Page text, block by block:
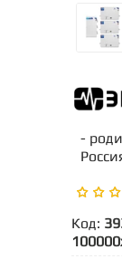
-
Код: